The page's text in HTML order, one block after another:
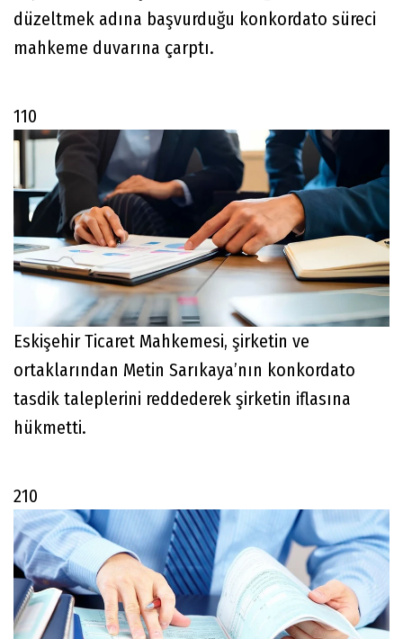
düzeltmek adına başvurduğu konkordato süreci
mahkeme duvarına çarptı.
110
Eskişehir Ticaret Mahkemesi, şirketin ve
ortaklarından Metin Sarıkaya’nın konkordato
tasdik taleplerini reddederek şirketin iflasına
hükmetti.
210